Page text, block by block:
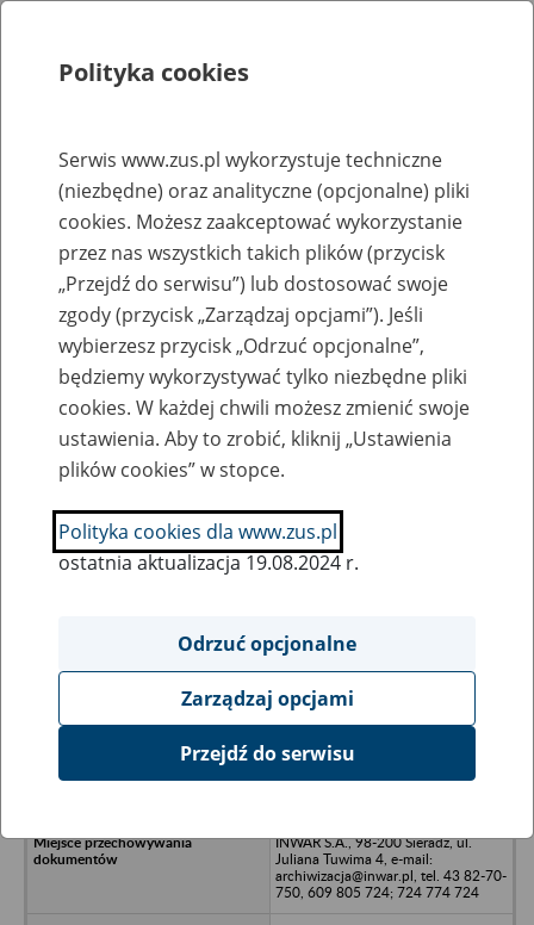
Rejestry, ewidencje i archiwa
Baza zlikwidowanych lub
przekształconych zakładów pracy
Nazwa zakładu pracy:
SZUKAJ
Ukryj wszystkie pozycje bazy
ECCON Spółka Akcyjna -
INWAR S.A., 98-200 Sieradz, ul.
Juliana Tuwima 4, e-mail:
archiwizacja@inwar.pl, tel. 43 82-70-
750, 609 805 724; 724 774 724
Polityka cookies
Serwis www.zus.pl wykorzystuje techniczne
(niezbędne) oraz analityczne (opcjonalne) pliki
cookies. Możesz zaakceptować wykorzystanie
przez nas wszystkich takich plików (przycisk
„Przejdź do serwisu”) lub dostosować swoje
zgody (przycisk „Zarządzaj opcjami”). Jeśli
wybierzesz przycisk „Odrzuć opcjonalne”,
będziemy wykorzystywać tylko niezbędne pliki
cookies. W każdej chwili możesz zmienić swoje
ustawienia. Aby to zrobić, kliknij „Ustawienia
plików cookies” w stopce.
Polityka cookies dla www.zus.pl
ostatnia aktualizacja 19.08.2024 r.
Odrzuć opcjonalne
Zarządzaj opcjami
Przejdź do serwisu